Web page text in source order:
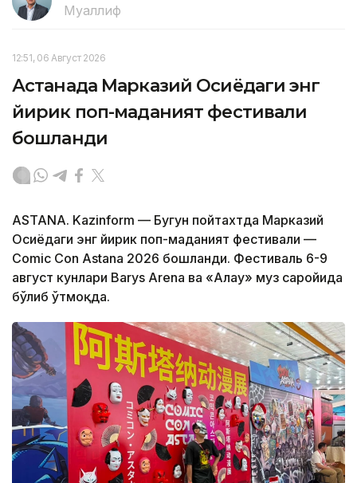
Муаллиф
12:51, 06 Август 2026
Астанада Марказий Осиёдаги энг
йирик поп-маданият фестивали
бошланди
ASTANA. Kazinform — Бугун пойтахтда Марказий
Осиёдаги энг йирик поп-маданият фестивали —
Comic Con Astana 2026 бошланди. Фестиваль 6-9
август кунлари Barys Arena ва «Алау» муз саройида
бўлиб ўтмоқда.